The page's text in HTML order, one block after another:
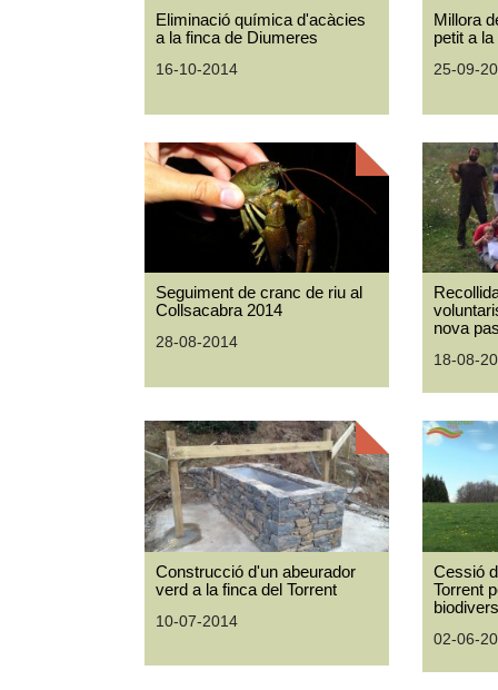
Eliminació química d'acàcies
a la finca de Diumeres
16-10-2014
Millora
petit a
25-09-
Seguiment de cranc de riu al
Collsacabra 2014
28-08-2014
nova
18-08-
Construcció d'un abeurador
verd a la finca del Torrent
10-07-2014
Cessió
Torrent
02-06-